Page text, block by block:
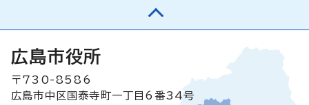
広島市役所
〒730-8586
広島市中区国泰寺町一丁目6番34号